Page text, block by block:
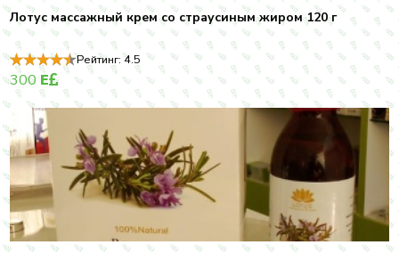
Лотус массажный крем со страусиным жиром 120 г
Рейтинг:4.5
300 E